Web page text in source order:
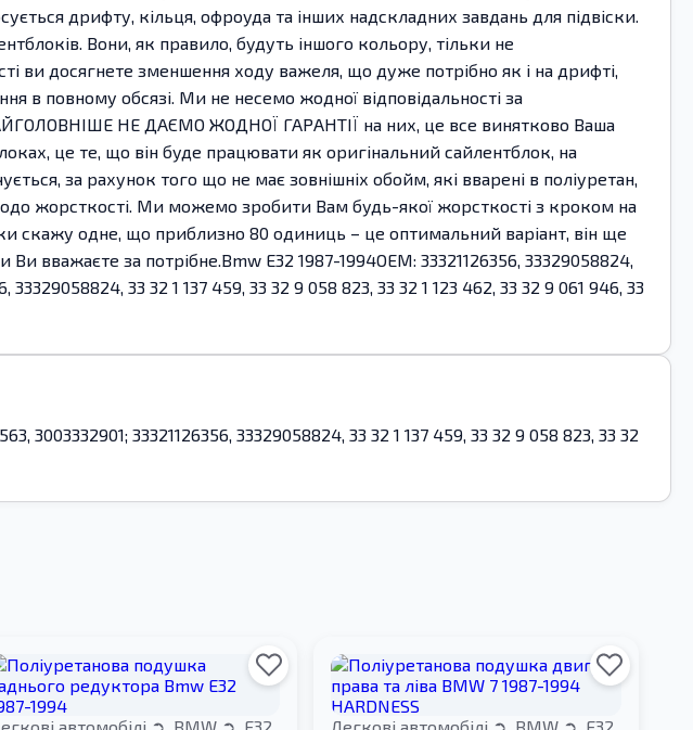
дрифту, кільця, офроуда та інших надскладних завдань для підвіски.
Вони, як правило, будуть іншого кольору, тільки не
ви досягнете зменшення ходу важеля, що дуже потрібно як і на дрифті,
в повному обсязі. Ми не несемо жодної відповідальності за
НЕ ДАЄМО ЖОДНОЇ ГАРАНТІЇ на них, це все винятково Ваша
це те, що він буде працювати як оригінальний сайлентблок, на
за рахунок того що не має зовнішніх обойм, які вварені в поліуретан,
жорсткості. Ми можемо зробити Вам будь-якої жорсткості з кроком на
одне, що приблизно 80 одиниць – це оптимальний варіант, він ще
вважаєте за потрібне.Bmw E32 1987-1994OEM: 33321126356, 33329058824,
33329058824, 33 32 1 137 459, 33 32 9 058 823, 33 32 1 123 462, 33 32 9 061 946, 33
3003332901; 33321126356, 33329058824, 33 32 1 137 459, 33 32 9 058 823, 33 32